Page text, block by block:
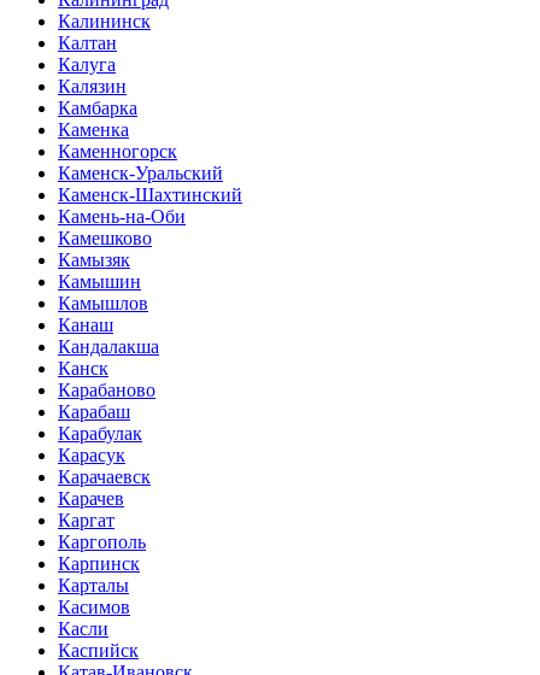
Калининск
Калтан
Калуга
Калязин
Камбарка
Каменка
Каменногорск
Каменск-Уральский
Каменск-Шахтинский
Камень-на-Оби
Камешково
Камызяк
Камышин
Камышлов
Канаш
Кандалакша
Канск
Карабаново
Карабаш
Карабулак
Карасук
Карачаевск
Карачев
Каргат
Каргополь
Карпинск
Карталы
Касимов
Касли
Каспийск